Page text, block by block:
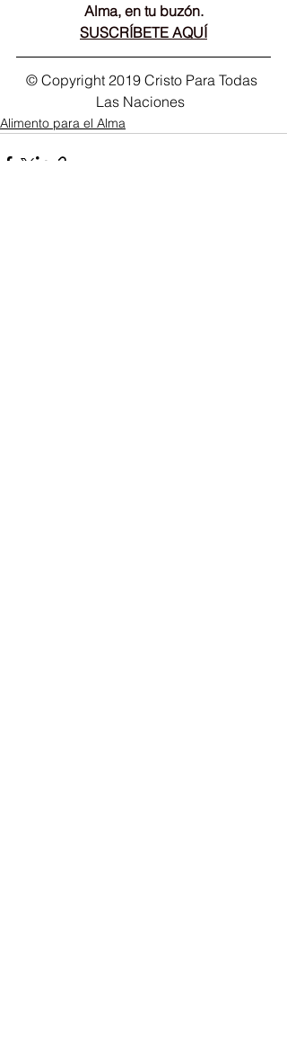
Alma, en tu buzón.
SUSCRÍBETE AQUÍ
© Copyright 2019 Cristo Para Todas
Las Naciones
Alimento para el Alma